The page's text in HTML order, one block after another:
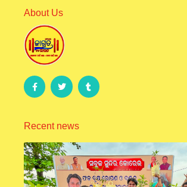
About Us
Recent news